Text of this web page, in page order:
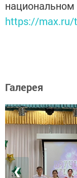
https://max.ru/
Галерея
❮